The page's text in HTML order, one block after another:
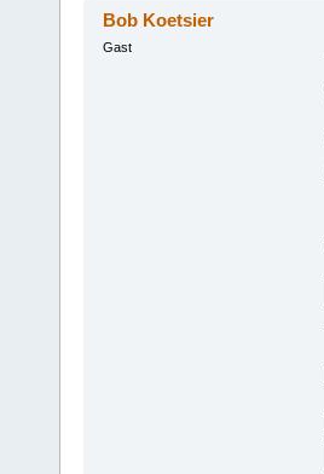
Bob Koetsier
Gast